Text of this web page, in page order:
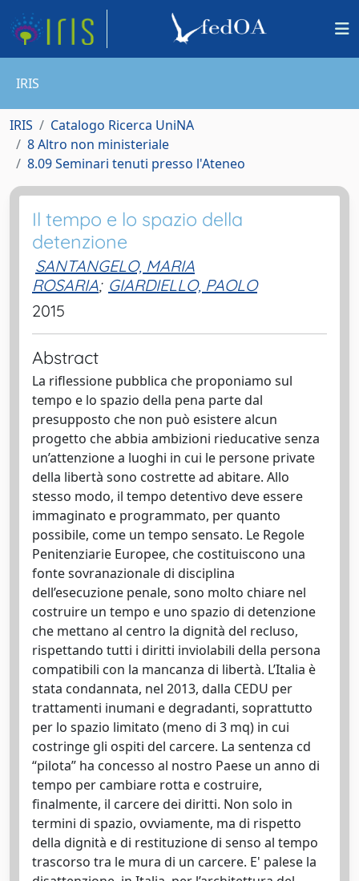
IRIS
IRIS
Catalogo Ricerca UniNA
8 Altro non ministeriale
8.09 Seminari tenuti presso l'Ateneo
Il tempo e lo spazio della
detenzione
SANTANGELO, MARIA
ROSARIA; GIARDIELLO, PAOLO
2015
Abstract
La riflessione pubblica che proponiamo sul
tempo e lo spazio della pena parte dal
presupposto che non può esistere alcun
progetto che abbia ambizioni rieducative senza
un’attenzione a luoghi in cui le persone private
della libertà sono costrette ad abitare. Allo
stesso modo, il tempo detentivo deve essere
immaginato e programmato, per quanto
possibile, come un tempo sensato. Le Regole
Penitenziarie Europee, che costituiscono una
fonte sovranazionale di disciplina
dell’esecuzione penale, sono molto chiare nel
costruire un tempo e uno spazio di detenzione
che mettano al centro la dignità del recluso,
rispettando tutti i diritti inviolabili della persona
compatibili con la mancanza di libertà. L’Italia è
stata condannata, nel 2013, dalla CEDU per
trattamenti inumani e degradanti, soprattutto
per lo spazio limitato (meno di 3 mq) in cui
costringe gli ospiti del carcere. La sentenza cd
“pilota” ha concesso al nostro Paese un anno di
tempo per cambiare rotta e costruire,
finalmente, il carcere dei diritti. Non solo in
termini di spazio, ovviamente, ma di rispetto
della dignità e di restituzione di senso al tempo
trascorso tra le mura di un carcere. E' palese la